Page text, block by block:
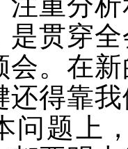
是贯穿
会。在
还得靠
问题上